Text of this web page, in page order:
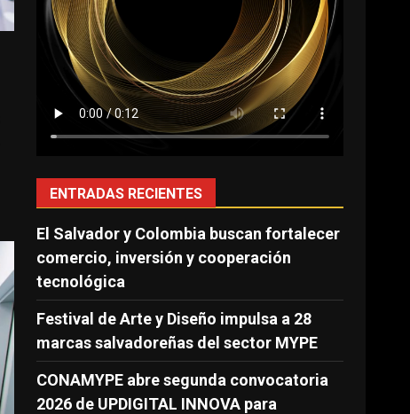
ENTRADAS RECIENTES
El Salvador y Colombia buscan fortalecer
comercio, inversión y cooperación
tecnológica
Festival de Arte y Diseño impulsa a 28
marcas salvadoreñas del sector MYPE
CONAMYPE abre segunda convocatoria
2026 de UPDIGITAL INNOVA para